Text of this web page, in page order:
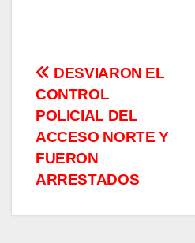
Navegación
de
entradas
DESVIARON EL
CONTROL
POLICIAL DEL
ACCESO NORTE Y
FUERON
ARRESTADOS